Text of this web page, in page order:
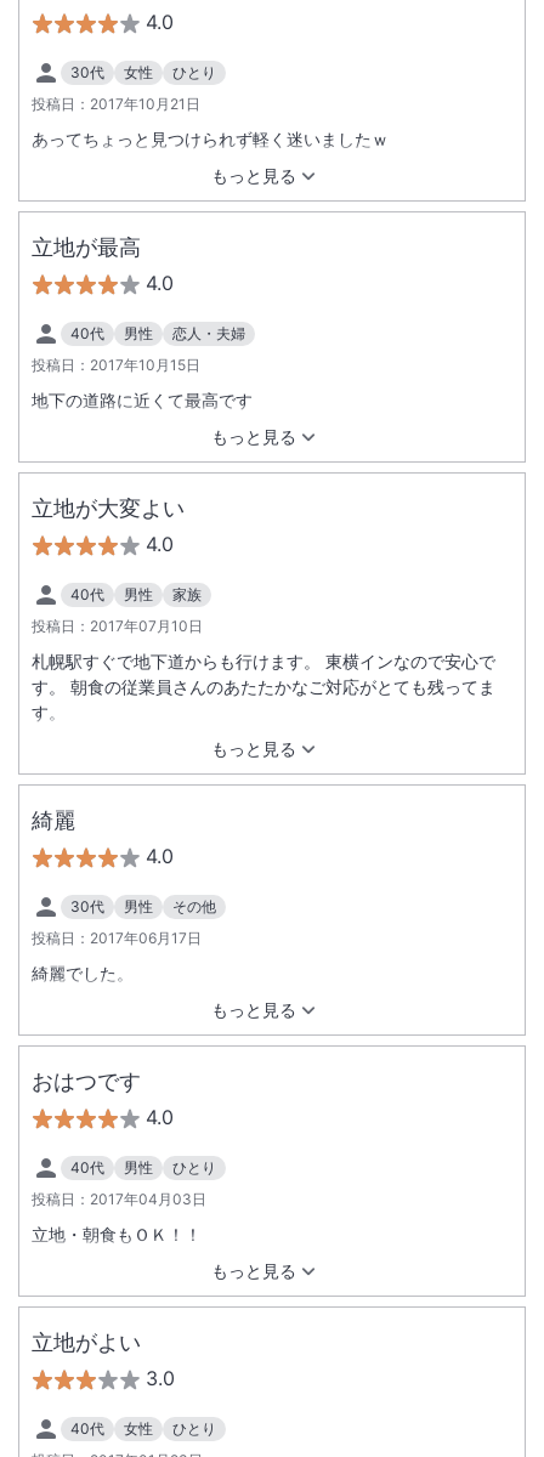
4.0
30代 女性
ひとり
投稿日： 2017年10月21日
もっと見る
あってちょっと見つけられず軽く迷いましたｗ
立地が最高
4.0
40代 男性
恋人・夫婦
投稿日： 2017年10月15日
もっと見る
地下の道路に近くて最高です
立地が大変よい
4.0
40代 男性
家族
投稿日： 2017年07月10日
もっと見る
札幌駅すぐで地下道からも行けます。 東横インなので安心で
す。 朝食の従業員さんのあたたかなご対応がとても残ってま
す。
綺麗
4.0
30代 男性
その他
投稿日： 2017年06月17日
もっと見る
綺麗でした。
おはつです
4.0
40代 男性
ひとり
投稿日： 2017年04月03日
もっと見る
立地・朝食もＯＫ！！
立地がよい
3.0
40代 女性
ひとり